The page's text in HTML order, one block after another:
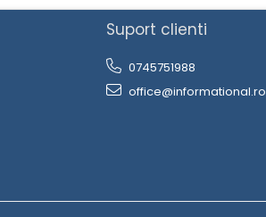
Suport clienti
0745751988
office@informational.ro